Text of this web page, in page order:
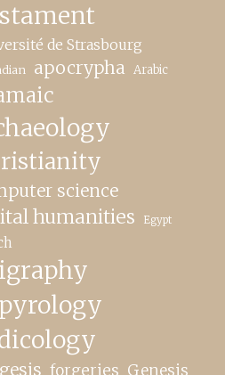
de Strasbourg
apocrypha Arabic
science
humanities Egypt
forgeries Genesis